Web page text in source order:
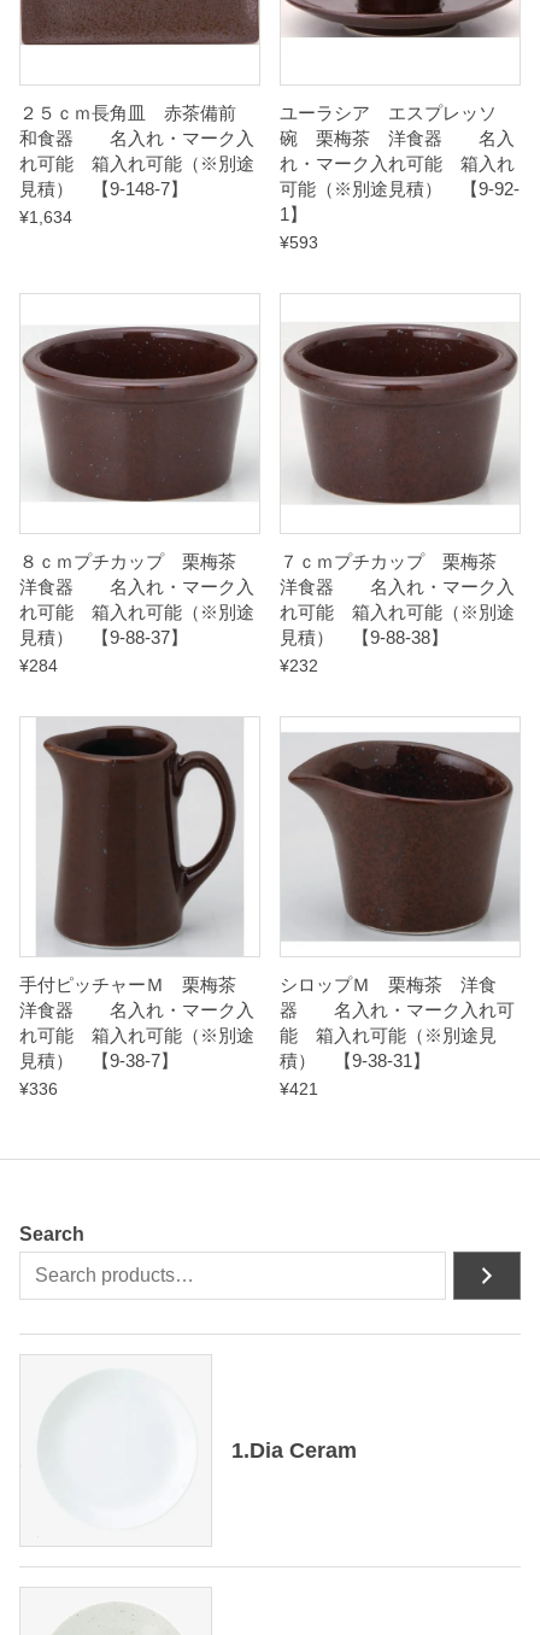
能
別
途
見
9
-
2
】
q
u
２５ｃｍ長角皿 赤茶備前
和食器 名入れ・マーク入
れ可能 箱入れ可能（※別途
見積） 【9-148-7】
¥1,634
ユーラシア エスプレッソ
碗 栗梅茶 洋食器 名入
れ・マーク入れ可能 箱入れ
可能（※別途見積） 【9-92-
1】
¥593
８ｃｍプチカップ 栗梅茶
洋食器 名入れ・マーク入
れ可能 箱入れ可能（※別途
見積） 【9-88-37】
¥284
７ｃｍプチカップ 栗梅茶
洋食器 名入れ・マーク入
れ可能 箱入れ可能（※別途
見積） 【9-88-38】
¥232
手付ピッチャーＭ 栗梅茶
洋食器 名入れ・マーク入
れ可能 箱入れ可能（※別途
見積） 【9-38-7】
¥336
シロップＭ 栗梅茶 洋食
器 名入れ・マーク入れ可
能 箱入れ可能（※別途見
積） 【9-38-31】
¥421
Search
1.Dia Ceram